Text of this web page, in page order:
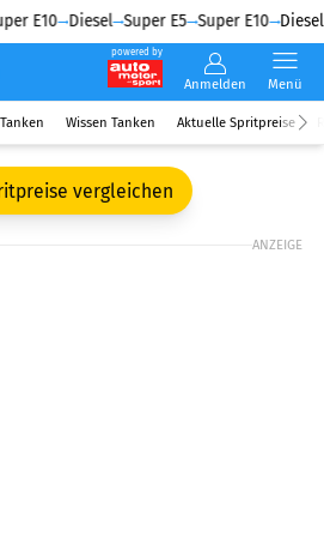
E10 Diesel Super E5 Super E10 Diesel
powered by
Anmelden Menü
Wissen Tanken Aktuelle Spritpreise
vergleichen
ANZEIGE